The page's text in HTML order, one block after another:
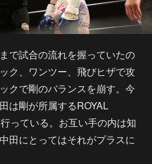
で試合の流れを握っていたの
ク、ワンツー、飛びヒザで攻
クで剛のバランスを崩す。今
は剛が所属するROYAL
っている。お互い手の内は知
田にとってはそれがプラスに